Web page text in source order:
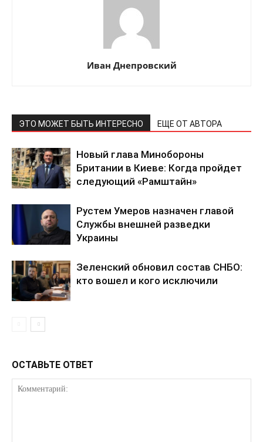
КавПолит
ПОДПИСАТЬСЯ СЕЙЧАС
О нас
Политика конфиденциальности
Подписка
Мой аккаунт
Иван Днепровский
ЭТО МОЖЕТ БЫТЬ ИНТЕРЕСНО ЕЩЕ ОТ АВТОРА
Новый глава Минобороны
Британии в Киеве: Когда пройдет
следующий «Рамштайн»
Рустем Умеров назначен главой
Службы внешней разведки
Украины
Зеленский обновил состав СНБО:
кто вошел и кого исключили
ОСТАВЬТЕ ОТВЕТ